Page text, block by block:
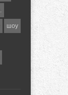
шоу